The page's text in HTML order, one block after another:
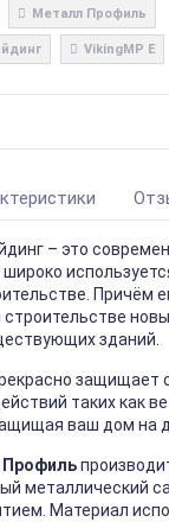
Металл Профиль
VikingMP E
– это
Причём
зданий.
защищает
таких как
ваш дом на
Профиль
металлический
Материал